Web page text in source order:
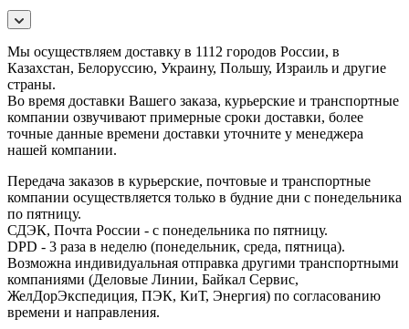
Мы осуществляем доставку в 1112 городов России, в
Казахстан, Белоруссию, Украину, Польшу, Израиль и другие
страны.
Во время доставки Вашего заказа, курьерские и транспортные
компании озвучивают примерные сроки доставки, более
точные данные времени доставки уточните у менеджера
нашей компании.
Передача заказов в курьерские, почтовые и транспортные
компании осуществляется только в будние дни с понедельника
по пятницу.
СДЭК, Почта России - с понедельника по пятницу.
DPD - 3 раза в неделю (понедельник, среда, пятница).
Возможна индивидуальная отправка другими транспортными
компаниями (Деловые Линии, Байкал Сервис,
ЖелДорЭкспедиция, ПЭК, КиТ, Энергия) по согласованию
времени и направления.